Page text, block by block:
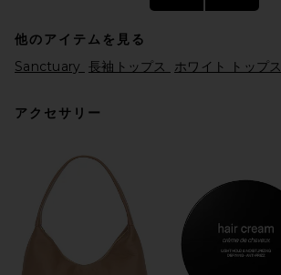
Ronny Kobo Jiani Top in
Marble
Ronny Kobo
前の価格:
$378
他のアイテムを見る
Sanctuary 長袖トップス ホワイト トップス
アクセサリー